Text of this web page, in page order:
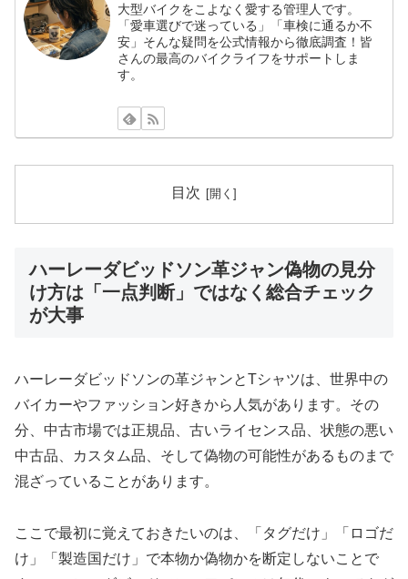
大型バイクをこよなく愛する管理人です。
「愛車選びで迷っている」「車検に通るか不
安」そんな疑問を公式情報から徹底調査！皆
さんの最高のバイクライフをサポートしま
す。
目次
ハーレーダビッドソン革ジャン偽物の見分
け方は「一点判断」ではなく総合チェック
が大事
ハーレーダビッドソンの革ジャンとTシャツは、世界中の
バイカーやファッション好きから人気があります。その
分、中古市場では正規品、古いライセンス品、状態の悪い
中古品、カスタム品、そして偽物の可能性があるものまで
混ざっていることがあります。
ここで最初に覚えておきたいのは、「タグだけ」「ロゴだ
け」「製造国だけ」で本物か偽物かを断定しないことで